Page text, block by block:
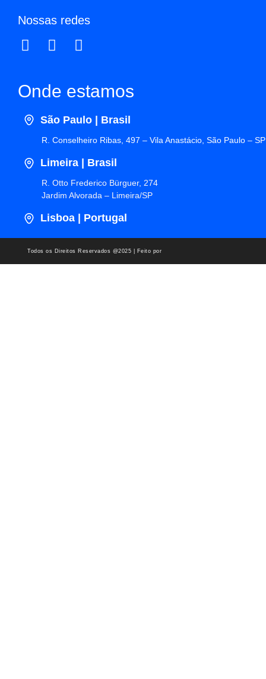
Nossas redes
Onde estamos
São Paulo | Brasil
R. Conselheiro Ribas, 497 – Vila Anastácio, São Paulo – SP
Limeira | Brasil
R. Otto Frederico Bürguer, 274
Jardim Alvorada – Limeira/SP
Lisboa | Portugal
Todos os Direitos Reservados @2025 | Feito por